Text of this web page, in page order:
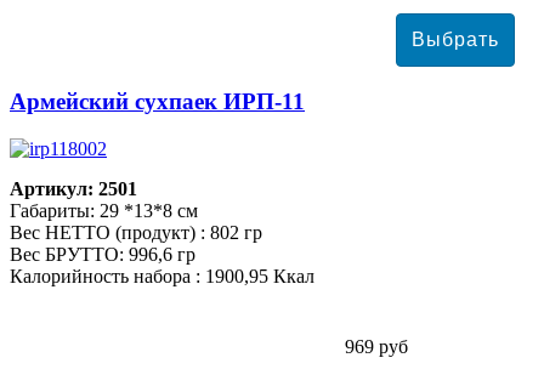
Армейский сухпаек ИРП-11
Артикул: 2501
Габариты: 29 *13*8 см
Вес НЕТТО (продукт) : 802 гр
Вес БРУТТО: 996,6 гр
Калорийность набора : 1900,95 Ккал
969 руб